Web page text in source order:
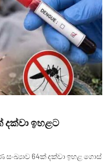
ඉහළට
සංඛ්‍යාව 64ක් දක්වා ඉහළ ගොස්